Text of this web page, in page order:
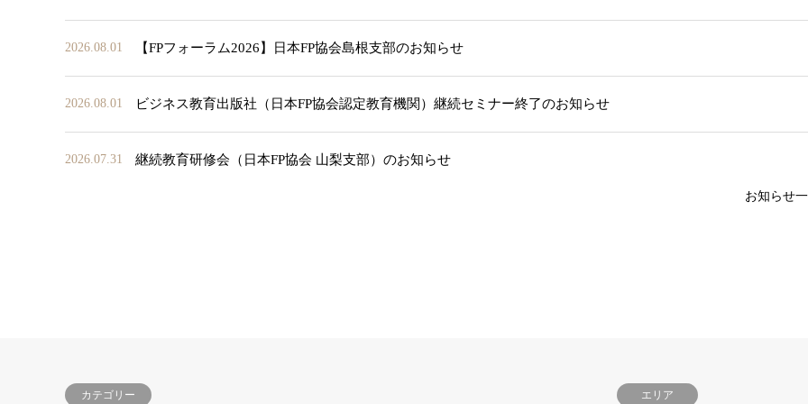
2026.08.01 【FPフォーラム2026】日本FP協会島根支部のお知らせ
2026.08.01 ビジネス教育出版社（日本FP協会認定教育機関）継続セミナー終了のお知らせ
2026.07.31 継続教育研修会（日本FP協会 山梨支部）のお知らせ
お知らせ
カテゴリー エリア